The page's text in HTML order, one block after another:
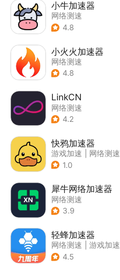
小牛加速器
网络测速
4.8
小火火加速器
网络测速
4.8
LinkCN
网络测速
4.2
快鸦加速器
游戏加速
网络测速
1.0
犀牛网络加速器
网络测速
3.9
轻蜂加速器
网络测速
游戏加速
4.5